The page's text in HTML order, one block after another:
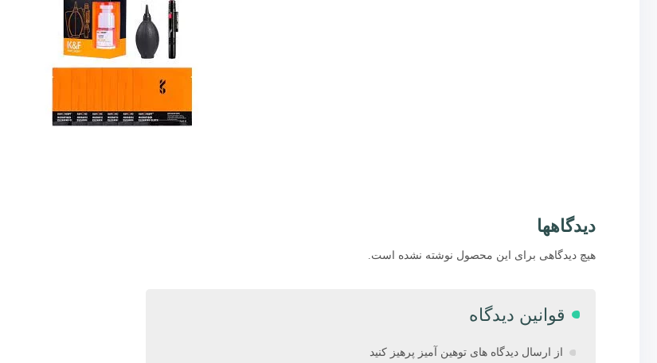
دیدگاهها
هیچ دیدگاهی برای این محصول نوشته نشده است.
قوانین دیدگاه
از ارسال دیدگاه های توهین آمیز پرهیز کنید